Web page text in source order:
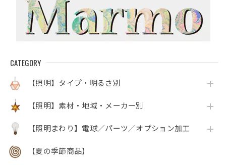
CATEGORY
【照明】タイプ・明るさ別
【照明】素材・地域・メーカー別
【照明まわり】電球／パーツ／オプション加工
【夏の季節商品】